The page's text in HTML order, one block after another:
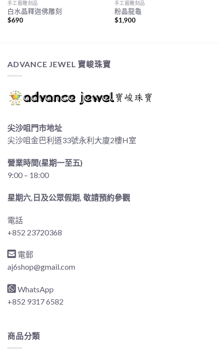
手工藝雕刻品
白水晶釋迦佛雕刻
$690
手工藝雕刻品
粉晶龍龜
$1,900
ADVANCE JEWEL 寶峻珠寶
尖沙咀門市地址
尖沙咀金巴利道33號永利大廈2樓H室
營業時間(星期一至五)
9:00 – 18:00
星期六,日及公眾假期, 敬請預約參觀
電話
+852 23720368
電郵
aj6shop@gmail.com
WhatsApp
+852 9317 6582
商品分類